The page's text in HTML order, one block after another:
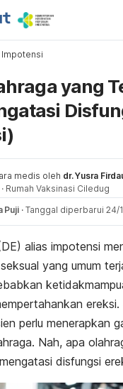
Impotensi
yang
medis oleh dr. Yusra
· Rumah Vaksinasi Ciledug
Puji · Tanggal diperbarui 24/
alias impotensi
yang umum
ereksi.
perlu menerapkan
Nah, apa
disfungsi